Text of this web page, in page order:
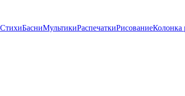
СтихиБасниМультикиРаспечаткиРисованиеКолонка